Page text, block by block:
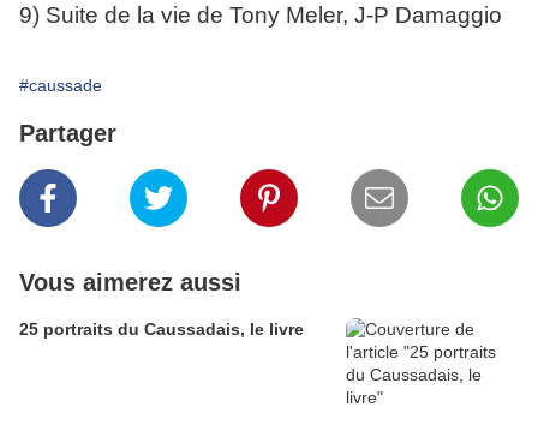
9) Suite de la vie de Tony Meler, J-P Damaggio
#caussade
Partager
Vous aimerez aussi
25 portraits du Caussadais, le livre